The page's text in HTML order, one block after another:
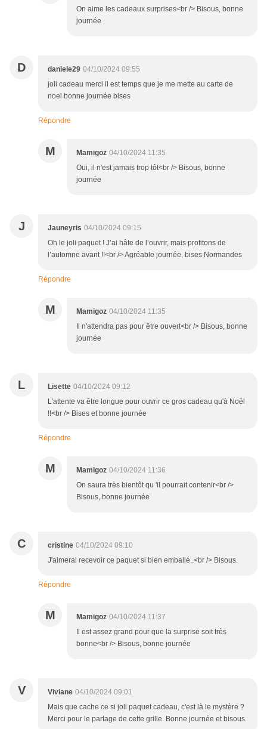
On aime les cadeaux surprises<br /> Bisous, bonne
journée
D daniele29 04/10/2024 09:55
joli cadeau merci il est temps que je me mette au carte de
noel bonne journée bises
Répondre
M Mamigoz 04/10/2024 11:35
Oui, il n'est jamais trop tôt<br /> Bisous, bonne
journée
J Jauneyris 04/10/2024 09:15
Oh le joli paquet ! J’ai hâte de l’ouvrir, mais profitons de
l’automne avant !!<br /> Agréable journée, bises Normandes
Répondre
M Mamigoz 04/10/2024 11:35
Il n'attendra pas pour être ouvert<br /> Bisous, bonne
journée
L Lisette 04/10/2024 09:12
L'attente va être longue pour ouvrir ce gros cadeau qu'à Noël
!!<br /> Bises et bonne journée
Répondre
M Mamigoz 04/10/2024 11:36
On saura très bientôt qu 'il pourrait contenir<br />
Bisous, bonne journée
C cristine 04/10/2024 09:10
J'aimerai recevoir ce paquet si bien emballé..<br /> Bisous.
Répondre
M Mamigoz 04/10/2024 11:37
Il est assez grand pour que la surprise soit très
bonne<br /> Bisous, bonne journée
V Viviane 04/10/2024 09:01
Mais que cache ce si joli paquet cadeau, c'est là le mystère ?
Merci pour le partage de cette grille. Bonne journée et bisous.